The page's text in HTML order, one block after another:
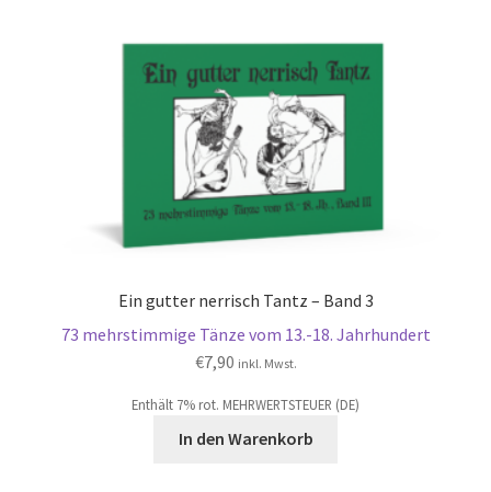
Ein gutter nerrisch Tantz – Band 3
73 mehrstimmige Tänze vom 13.-18. Jahrhundert
€7,90 inkl. Mwst.
Enthält 7% rot. MEHRWERTSTEUER (DE)
In den Warenkorb